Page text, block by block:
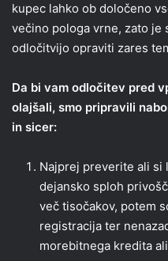
kupec lahko ob določeno
večino pologa vrne, zato je
odločitvijo opraviti zares
Da bi vam odločitev pred
olajšali, smo pripravili
in sicer:
Najprej preverite ali si
dejansko sploh
več tisočakov, potem
registracija ter
morebitnega kredita